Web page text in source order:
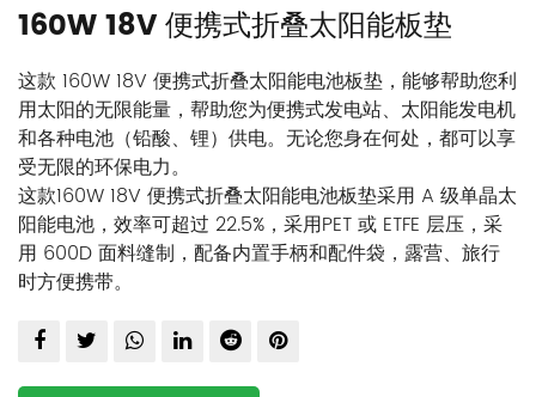
160W 18V 便携式折叠太阳能板垫
这款 160W 18V 便携式折叠太阳能电池板垫，能够帮助您利
用太阳的无限能量，帮助您为便携式发电站、太阳能发电机
和各种电池（铅酸、锂）供电。无论您身在何处，都可以享
受无限的环保电力。
这款160W 18V 便携式折叠太阳能电池板垫采用 A 级单晶太
阳能电池，效率可超过 22.5%，采用PET 或 ETFE 层压，采
用 600D 面料缝制，配备内置手柄和配件袋，露营、旅行
时方便携带。
PWM 太阳能控制器。通过这些配件，您可以随心所欲地连